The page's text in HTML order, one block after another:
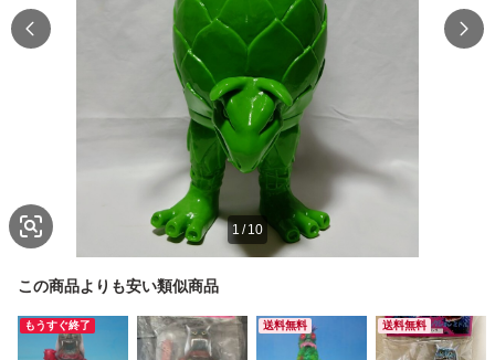
1 / 10
この商品よりも安い類似商品
もうすぐ終了 送料無料 送料無料